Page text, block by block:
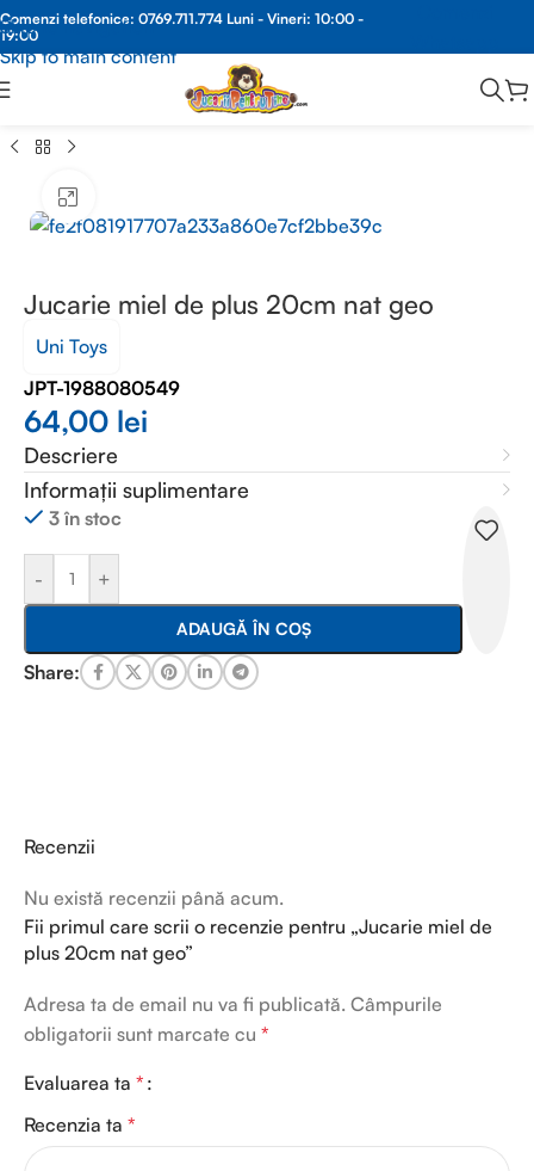
Skip to navigation
Skip to main content
Comenzi telefonice: 0769.711.774 Luni - Vineri: 10:00 -
19:00
JUCARII PLUS GEN NATIONAL GEOGRAPHIC
Jucarie miel de plus 20cm nat geo
Uni Toys
JPT-1988080549
64,00 lei
Descriere
Informații suplimentare
3 în stoc
- +
ADAUGĂ ÎN COȘ
Share:
Recenzii
Nu există recenzii până acum.
Fii primul care scrii o recenzie pentru „Jucarie miel de
plus 20cm nat geo”
Adresa ta de email nu va fi publicată. Câmpurile
obligatorii sunt marcate cu *
Evaluarea ta *
Recenzia ta *